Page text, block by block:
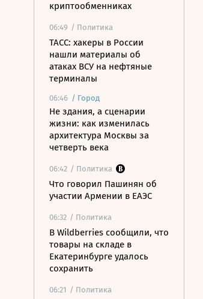
криптообменниках
06:49 / Политика
ТАСС: хакеры в России
нашли материалы об
атаках ВСУ на нефтяные
терминалы
06:46 / Город
Не здания, а сценарии
жизни: как изменилась
архитектура Москвы за
четверть века
06:42 / Политика
Что говорил Пашинян об
участии Армении в ЕАЭС
06:32 / Политика
В Wildberries сообщили, что
товары на складе в
Екатеринбурге удалось
сохранить
06:21 / Политика